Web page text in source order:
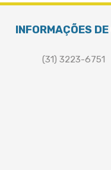
INFORMAÇÕES
(31) 3223-6751